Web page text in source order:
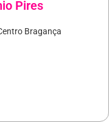
Pires
Bragança